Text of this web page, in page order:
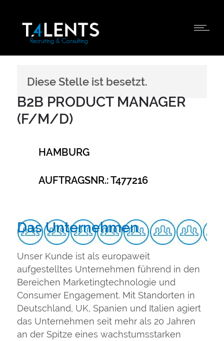
Diese Stelle ist besetzt.
B2B PRODUCT MANAGER
(F/M/D)
HAMBURG
AUFTRAGSNR.: T477216
Das Unternehmen
Unser Kunde ist als europaweit
aufgestelltes Unternehmen führend in den
Bereichen Marketingtechnologie und
Consumer Engagement. Mit Standorten in
Deutschland, UK, Spanien und Italien agiert
das Unternehmen seit mehr als 20 Jahren
an der Spitze eines wachstumsstarken